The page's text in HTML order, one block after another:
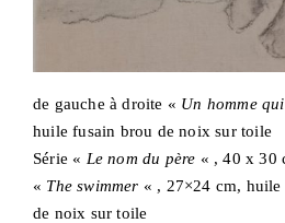
de gauche à droite « Un homme
huile fusain brou de noix sur toile
Série « Le nom du père « , 40 x 30
« The swimmer « , 27×24 cm,
de noix sur toile